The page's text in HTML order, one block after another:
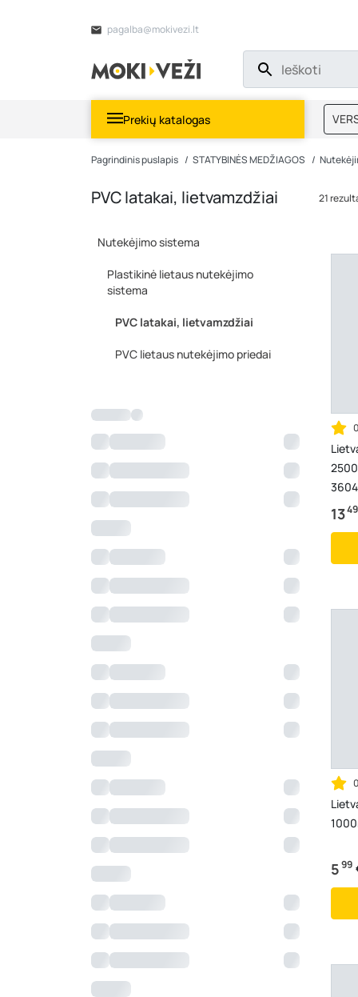
pagalba@mokivezi.lt
Prekių katalogas
Pagrindinis puslapis STATYBINĖS MEDŽIAGOS
PVC latakai, lietvamzdžiai
Nutekėjimo sistema
Plastikinė lietaus nutekėjimo
sistema
PVC latakai, lietvamzdžiai
PVC lietaus nutekėjimo priedai
21
1349
599